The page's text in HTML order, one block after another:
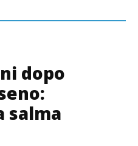
dopo
salma